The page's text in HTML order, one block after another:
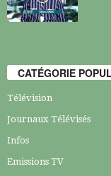
CATÉGORIE
Télévision
Journaux Télévisés
Infos
Emissions TV